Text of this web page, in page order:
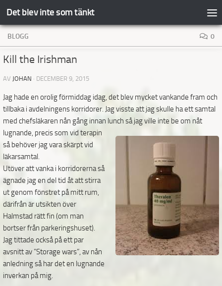
Hoppa till innehåll
Det blev inte som tänkt
BLOGG 0
Kill the Irishman
AV JOHAN · DECEMBER 9, 2015
Jag hade en orolig förmiddag idag, det blev mycket vankande fram och
tillbaka i avdelningens korridorer. Jag visste att jag skulle ha ett samtal
med chefsläkaren nån gång innan lunch så jag ville inte be om nåt
lugnande, precis som vid terapin
så behöver jag vara skärpt vid
läkarsamtal.
Utöver att vanka i korridorerna så
ägnade jag en del tid åt att stirra
ut genom fönstret på mitt rum,
därifrån är utsikten över
Halmstad rätt fin (om man
bortser från parkeringshuset).
Jag tittade också på ett par
avsnitt av ”Storage wars”, av nån
anledning så har det en lugnande
inverkan på mig.